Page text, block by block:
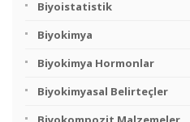
Biyoistatistik
Biyokimya
Biyokimya Hormonlar
Biyokimyasal Belirteçler